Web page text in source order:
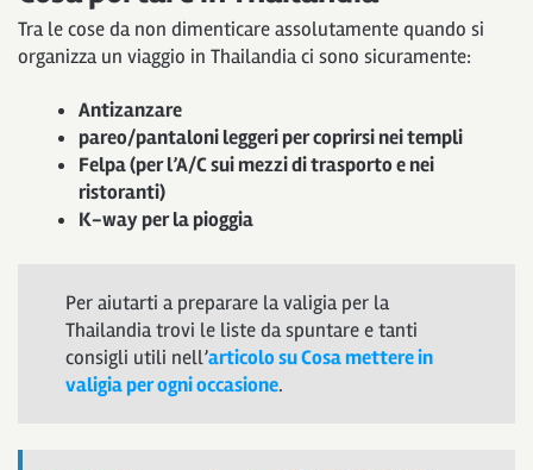
Tra le cose da non dimenticare assolutamente quando si
organizza un viaggio in Thailandia ci sono sicuramente:
Antizanzare
pareo/pantaloni leggeri per coprirsi nei templi
Felpa (per l’A/C sui mezzi di trasporto e nei
ristoranti)
K-way per la pioggia
Per aiutarti a preparare la valigia per la
Thailandia trovi le liste da spuntare e tanti
consigli utili nell’articolo su Cosa mettere in
valigia per ogni occasione.